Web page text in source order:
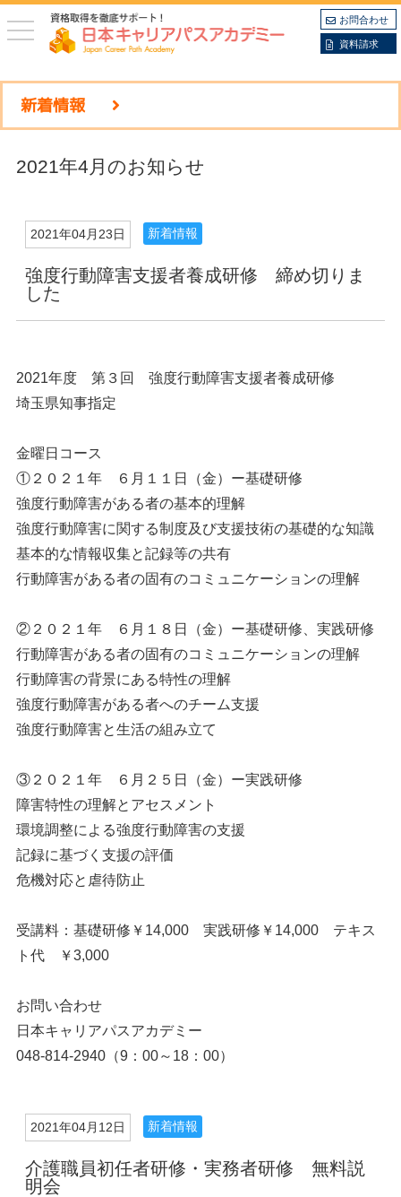
toggle
navigation
お問合わせ
資料請求
新着情報
2021年4月のお知らせ
2021年04月23日 新着情報
強度行動障害支援者養成研修 締め切りま
した
2021年度 第３回 強度行動障害支援者養成研修
埼玉県知事指定
金曜日コース
①２０２１年 ６月１１日（金）ー基礎研修
強度行動障害がある者の基本的理解
強度行動障害に関する制度及び支援技術の基礎的な知識
基本的な情報収集と記録等の共有
行動障害がある者の固有のコミュニケーションの理解
②２０２１年 ６月１８日（金）ー基礎研修、実践研修
行動障害がある者の固有のコミュニケーションの理解
行動障害の背景にある特性の理解
強度行動障害がある者へのチーム支援
強度行動障害と生活の組み立て
③２０２１年 ６月２５日（金）ー実践研修
障害特性の理解とアセスメント
環境調整による強度行動障害の支援
記録に基づく支援の評価
危機対応と虐待防止
受講料：基礎研修￥14,000 実践研修￥14,000 テキス
ト代 ￥3,000
お問い合わせ
日本キャリアパスアカデミー
048-814-2940（9：00～18：00）
2021年04月12日 新着情報
介護職員初任者研修・実務者研修 無料説
明会